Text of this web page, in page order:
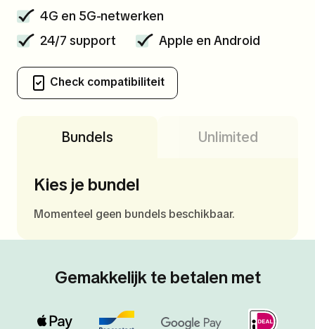
4G en 5G-netwerken
24/7 support
Apple en Android
Check compatibiliteit
Bundels Unlimited
Kies je bundel
Momenteel geen bundels beschikbaar.
Gemakkelijk te betalen met